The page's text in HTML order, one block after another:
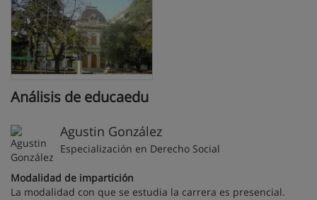
Análisis de educaedu
Agustin González
Especialización en Derecho Social
Modalidad de impartición
La modalidad con que se estudia la carrera es presencial.